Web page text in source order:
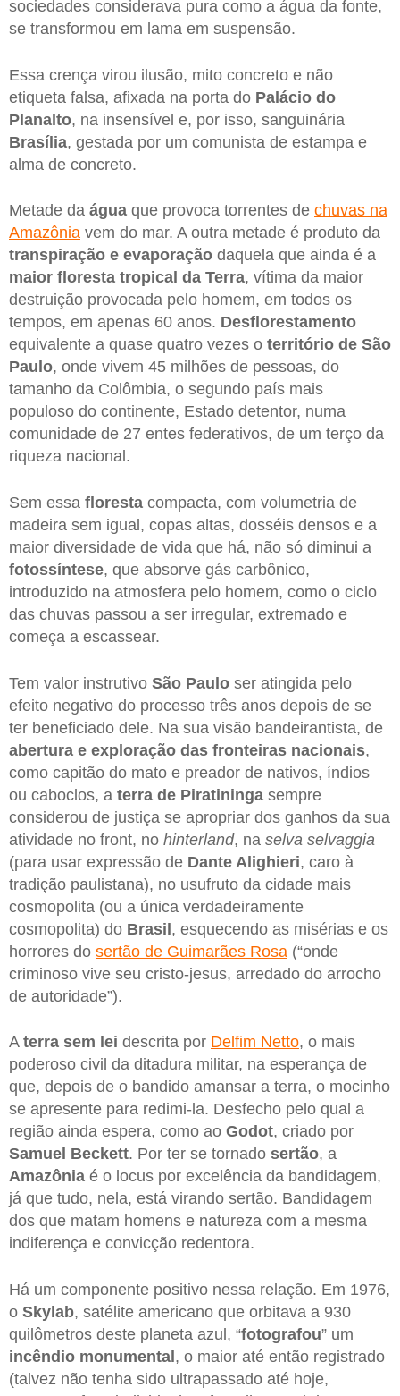
sociedades considerava pura como a água da fonte,
se transformou em lama em suspensão.
Essa crença virou ilusão, mito concreto e não
etiqueta falsa, afixada na porta do Palácio do
Planalto, na insensível e, por isso, sanguinária
Brasília, gestada por um comunista de estampa e
alma de concreto.
Metade da água que provoca torrentes de chuvas na
Amazônia vem do mar. A outra metade é produto da
transpiração e evaporação daquela que ainda é a
maior floresta tropical da Terra, vítima da maior
destruição provocada pelo homem, em todos os
tempos, em apenas 60 anos. Desflorestamento
equivalente a quase quatro vezes o território de São
Paulo, onde vivem 45 milhões de pessoas, do
tamanho da Colômbia, o segundo país mais
populoso do continente, Estado detentor, numa
comunidade de 27 entes federativos, de um terço da
riqueza nacional.
Sem essa floresta compacta, com volumetria de
madeira sem igual, copas altas, dosséis densos e a
maior diversidade de vida que há, não só diminui a
fotossíntese, que absorve gás carbônico,
introduzido na atmosfera pelo homem, como o ciclo
das chuvas passou a ser irregular, extremado e
começa a escassear.
Tem valor instrutivo São Paulo ser atingida pelo
efeito negativo do processo três anos depois de se
ter beneficiado dele. Na sua visão bandeirantista, de
abertura e exploração das fronteiras nacionais,
como capitão do mato e preador de nativos, índios
ou caboclos, a terra de Piratininga sempre
considerou de justiça se apropriar dos ganhos da sua
atividade no front, no hinterland, na selva selvaggia
(para usar expressão de Dante Alighieri, caro à
tradição paulistana), no usufruto da cidade mais
cosmopolita (ou a única verdadeiramente
cosmopolita) do Brasil, esquecendo as misérias e os
horrores do sertão de Guimarães Rosa (“onde
criminoso vive seu cristo-jesus, arredado do arrocho
de autoridade”).
A terra sem lei descrita por Delfim Netto, o mais
poderoso civil da ditadura militar, na esperança de
que, depois de o bandido amansar a terra, o mocinho
se apresente para redimi-la. Desfecho pelo qual a
região ainda espera, como ao Godot, criado por
Samuel Beckett. Por ter se tornado sertão, a
Amazônia é o locus por excelência da bandidagem,
já que tudo, nela, está virando sertão. Bandidagem
dos que matam homens e natureza com a mesma
indiferença e convicção redentora.
Há um componente positivo nessa relação. Em 1976,
o Skylab, satélite americano que orbitava a 930
quilômetros deste planeta azul, “fotografou” um
incêndio monumental , o maior até então registrado
(talvez não tenha sido ultrapassado até hoje,